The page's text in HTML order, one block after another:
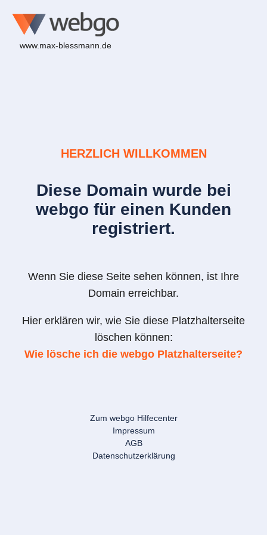
www.max-blessmann.de
HERZLICH WILLKOMMEN
Diese Domain wurde bei
webgo für einen Kunden
registriert.
Wenn Sie diese Seite sehen können, ist Ihre
Domain erreichbar.
Hier erklären wir, wie Sie diese Platzhalterseite
löschen können:
Wie lösche ich die webgo Platzhalterseite?
Zum webgo Hilfecenter
Impressum
AGB
Datenschutzerklärung